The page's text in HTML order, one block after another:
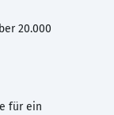
20.000
für ein